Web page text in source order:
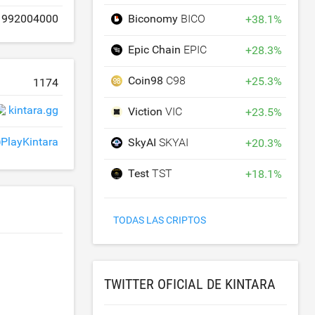
992004000
1174
kintara.gg
Biconomy BICO +38.1%
Epic Chain EPIC +28.3%
Coin98 C98 +25.3%
VictionVIC +23.5%
SkyAISKYAI +20.3%
TestTST +18.1%
TODAS LAS CRIPTOS
TWITTER OFICIAL DE KINTARA